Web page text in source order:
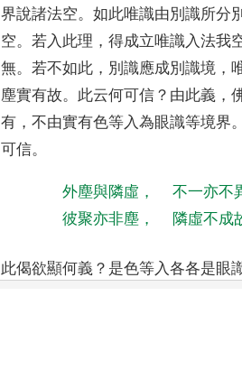
界說諸法空。如此唯識由別識所分
空。 若入此理 ，得成立唯識入法我
無。 若不如此 ， 別識應成別識境 ，
塵實有故。 此云何可信 ？ 由此義 ，
有 ，不由實有色等入為眼識等境界
可信。
外塵與隣虛 ，
不一亦不
彼聚亦非塵 ， 隣虛不成
此偈欲顯何義 ？ 是色等入各各是眼